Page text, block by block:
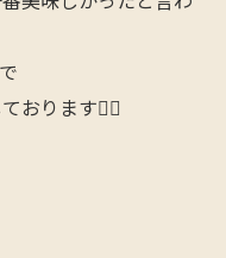
おります🙇‍♂️